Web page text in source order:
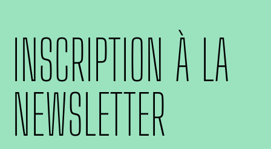
INSCRIPTION À LA
NEWSLETTER